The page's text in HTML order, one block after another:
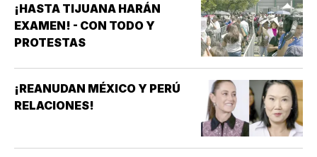
¡HASTA TIJUANA HARÁN
EXAMEN! - CON TODO Y
PROTESTAS
¡REANUDAN MÉXICO Y PERÚ
RELACIONES!